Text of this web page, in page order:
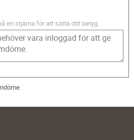
en stjärna för att sätta ditt betyg